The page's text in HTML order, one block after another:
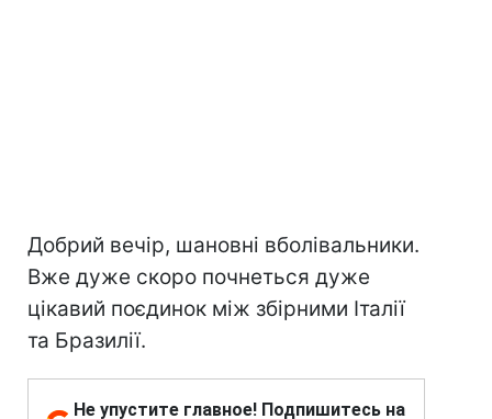
Добрий вечір, шановні вболівальники.
Вже дуже скоро почнеться дуже
цікавий поєдинок між збірними Італії
та Бразилії.
Не упустите главное! Подпишитесь на